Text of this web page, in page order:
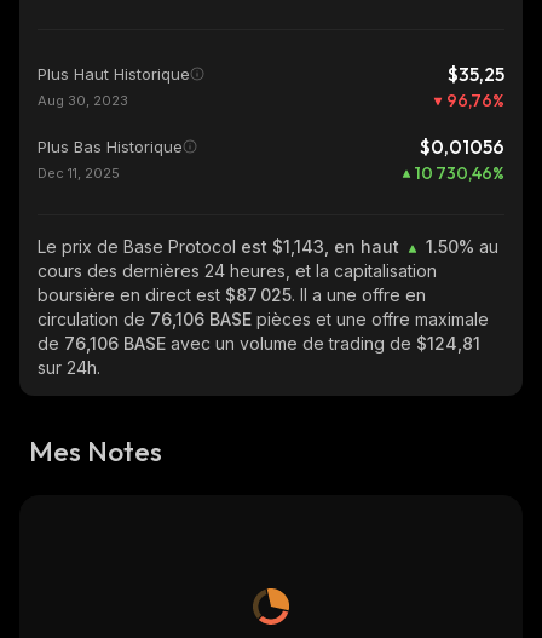
Plus Haut Historique $35,25
Aug 30, 2023 96,76%
Plus Bas Historique $0,01056
Dec 11, 2025 10 730,46%
Le prix de Base Protocol est $1,143, en haut 1.50% au
cours des dernières 24 heures, et la capitalisation
boursière en direct est $87 025. Il a une offre en
circulation de 76,106 BASE pièces et une offre maximale
de 76,106 BASE avec un volume de trading de $124,81
sur 24h.
Mes Notes